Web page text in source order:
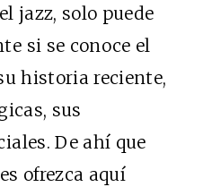
jazz, solo puede
si se conoce el
historia reciente,
sus
De ahí que
ofrezca aquí